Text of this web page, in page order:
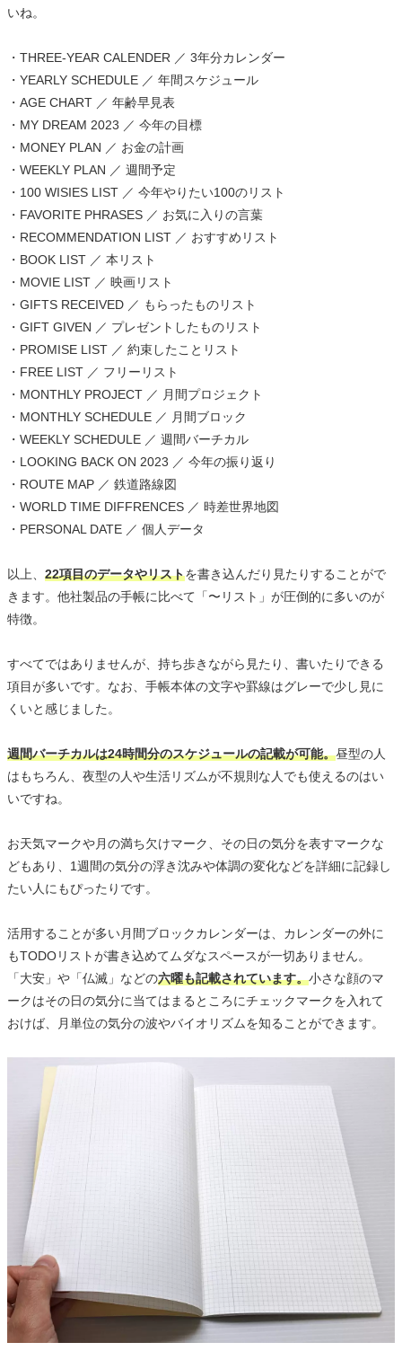
いね。
・THREE-YEAR CALENDER ／ 3年分カレンダー
・YEARLY SCHEDULE ／ 年間スケジュール
・AGE CHART ／ 年齢早見表
・MY DREAM 2023 ／ 今年の目標
・MONEY PLAN ／ お金の計画
・WEEKLY PLAN ／ 週間予定
・100 WISIES LIST ／ 今年やりたい100のリスト
・FAVORITE PHRASES ／ お気に入りの言葉
・RECOMMENDATION LIST ／ おすすめリスト
・BOOK LIST ／ 本リスト
・MOVIE LIST ／ 映画リスト
・GIFTS RECEIVED ／ もらったものリスト
・GIFT GIVEN ／ プレゼントしたものリスト
・PROMISE LIST ／ 約束したことリスト
・FREE LIST ／ フリーリスト
・MONTHLY PROJECT ／ 月間プロジェクト
・MONTHLY SCHEDULE ／ 月間ブロック
・WEEKLY SCHEDULE ／ 週間バーチカル
・LOOKING BACK ON 2023 ／ 今年の振り返り
・ROUTE MAP ／ 鉄道路線図
・WORLD TIME DIFFRENCES ／ 時差世界地図
・PERSONAL DATE ／ 個人データ
以上、 22項目のデータやリストを書き込んだり見たりすることがで
きます。他社製品の手帳に比べて「〜リスト」が圧倒的に多いのが
特徴。
すべてではありませんが、持ち歩きながら見たり、書いたりできる
項目が多いです。なお、手帳本体の文字や罫線はグレーで少し見に
くいと感じました。
週間バーチカルは24時間分のスケジュールの記載が可能。昼型の人
はもちろん、夜型の人や生活リズムが不規則な人でも使えるのはい
いですね。
お天気マークや月の満ち欠けマーク、その日の気分を表すマークな
どもあり、1週間の気分の浮き沈みや体調の変化などを詳細に記録し
たい人にもぴったりです。
活用することが多い月間ブロックカレンダーは、カレンダーの外に
もTODOリストが書き込めてムダなスペースが一切ありません。
「大安」や「仏滅」などの六曜も記載されています。小さな顔のマ
ークはその日の気分に当てはまるところにチェックマークを入れて
おけば、月単位の気分の波やバイオリズムを知ることができます。